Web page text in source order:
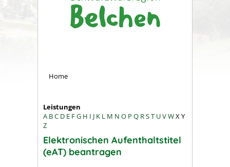
Home
Leistungen
A BC D E FG H I J K L M N O P Q RST UVWXY
Z
Elektronischen Aufenthaltstitel
(eAT) beantragen